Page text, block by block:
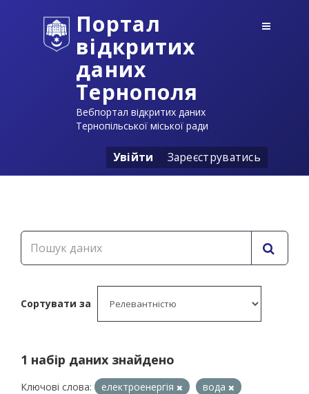
Портал
відкритих
даних
Тернополя
Вебпортал відкритих даних
Тернопільської міської ради
Увійти Зареєструватись
Сортувати за
1 набір даних знайдено
Ключові слова: електроенергія
вода